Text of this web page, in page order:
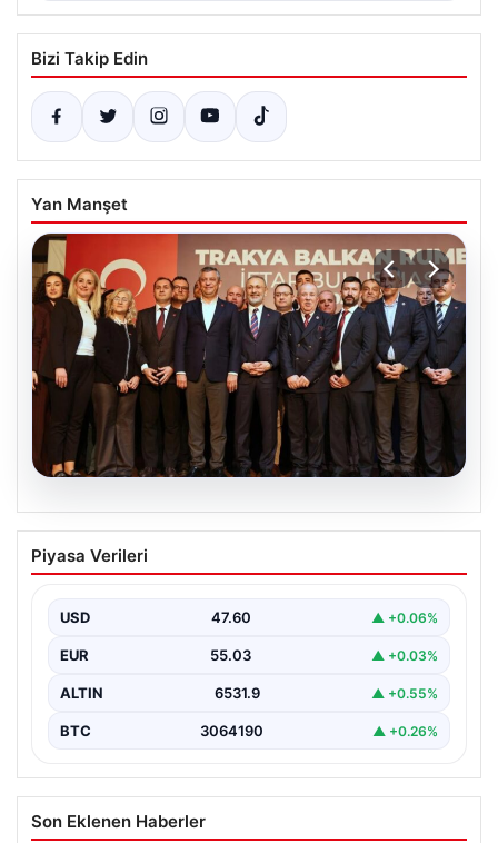
Bizi Takip Edin
Yan Manşet
05.08.2026
Gözler İstanbul’a çevrildi, bir belediye
başkanından daha açıklama geldi. “Yeni
{"title": "İstanbul'da Siyasi Gelişmeler ve Belediye
dönemde yaşanan siyasi…
Piyasa Verileri
USD 47.60 ▲ +0.06%
EUR 55.03 ▲ +0.03%
ALTIN 6531.9 ▲ +0.55%
BTC 3064190 ▲ +0.26%
Son Eklenen Haberler